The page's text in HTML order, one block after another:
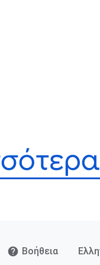
Βοήθεια